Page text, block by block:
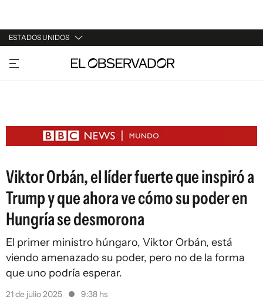
ESTADOS UNIDOS
URUGUAY
ARGENTINA
ESTADOS UNIDOS
Viktor Orbán, el líder fuerte que inspiró a
Trump y que ahora ve cómo su poder en
Hungría se desmorona
El primer ministro húngaro, Viktor Orbán, está
viendo amenazado su poder, pero no de la forma
que uno podría esperar.
21 de julio 2025 9:38 hs